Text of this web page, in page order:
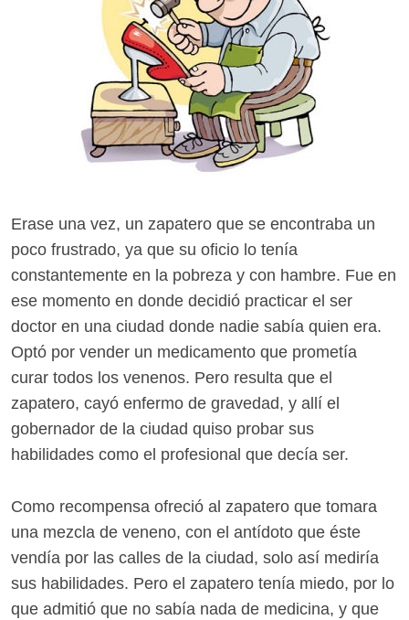
Erase una vez, un zapatero que se encontraba un
poco frustrado, ya que su oficio lo tenía
constantemente en la pobreza y con hambre. Fue en
ese momento en donde decidió practicar el ser
doctor en una ciudad donde nadie sabía quien era.
Optó por vender un medicamento que prometía
curar todos los venenos. Pero resulta que el
zapatero, cayó enfermo de gravedad, y allí el
gobernador de la ciudad quiso probar sus
habilidades como el profesional que decía ser.
Como recompensa ofreció al zapatero que tomara
una mezcla de veneno, con el antídoto que éste
vendía por las calles de la ciudad, solo así mediría
sus habilidades. Pero el zapatero tenía miedo, por lo
que admitió que no sabía nada de medicina, y que